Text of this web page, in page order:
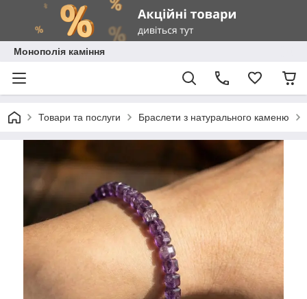
Монополія каміння
Товари та послуги Браслети з натурального каменю